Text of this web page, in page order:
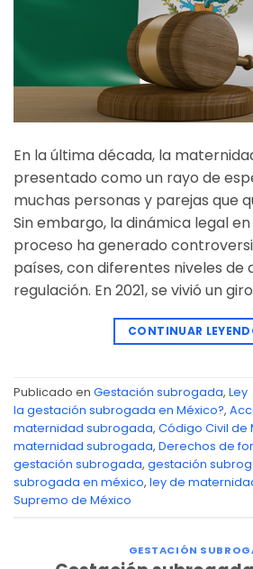
En la última década, la
presentado como un rayo de
muchas personas y parejas que
Sin embargo, la dinámica legal
proceso ha generado
países, con diferentes niveles de
regulación. En 2021, se vivió un
CONTINUAR
Publicado en Gestación subrogada, Ley
la gestación subrogada en México?,
maternidad subrogada, Código Civil de
maternidad subrogada, Derechos de
gestación subrogada, gestación
subrogada en méxico, ley de
Supremo de México
GESTACIÓN